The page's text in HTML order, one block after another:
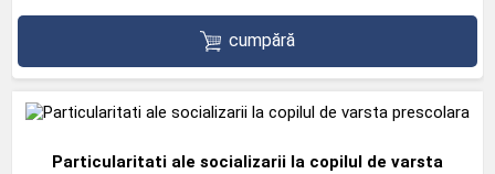
cumpără
Particularitati ale socializarii la copilul de varsta